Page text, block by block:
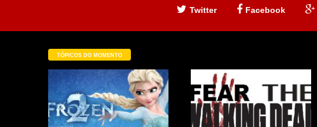
Twitter Facebook
TÓPICOS DO MOMENTO